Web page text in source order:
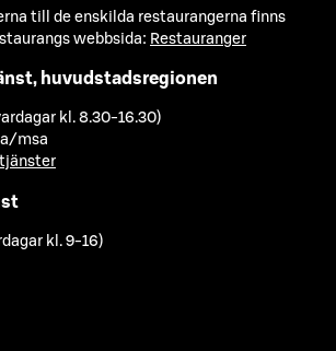
till de enskilda restaurangerna finns
webbsida: Restauranger
huvudstadsregionen
kl. 8.30-16.30)
msa
kl. 9-16)